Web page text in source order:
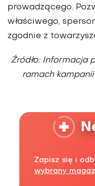
prowadzącego.
właściwego,
zgodnie z
Źródło: Informacja
ramach
Zapisz się i
wybrany